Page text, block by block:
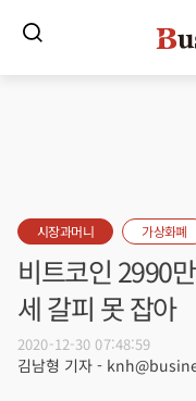
시장과머니 가상화폐
비트코인 2990
세 갈피 못 잡아
2020-12-30 07:48:59
김남형 기자 -